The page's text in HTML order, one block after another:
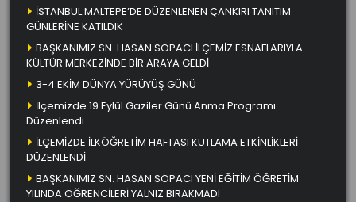
İSTANBUL MALTEPE’DE DÜZENLENEN ÇANKIRI TANITIM
GÜNLERİNE KATILDIK
BAŞKANIMIZ SN. HASAN SOPACI İLÇEMİZ ESNAFLARIYLA
KÜLTÜR MERKEZİNDE BİR ARAYA GELDİ
3-4 EKİM DÜNYA YÜRÜYÜŞ GÜNÜ
İlçemizde 19 Eylül Gaziler Günü Anma Programı
Düzenlendi
İLÇEMİZDE İLKÖĞRETİM HAFTASI KUTLAMA ETKİNLİKLERİ
DÜZENLENDİ
BAŞKANIMIZ SN. HASAN SOPACI YENİ EĞİTİM ÖĞRETİM
YILINDA ÖĞRENCİLERİ YALNIZ BIRAKMADI